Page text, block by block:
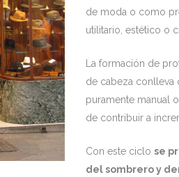
de moda o como
utilitario, estético o
La formación de
de cabeza
puramente manual
de contribuir a
Con este ciclo se
del sombrero y